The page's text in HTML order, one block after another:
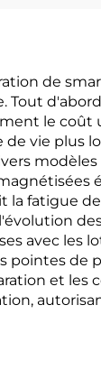
de
le
vie plus
fatigue
avec
pointes
et